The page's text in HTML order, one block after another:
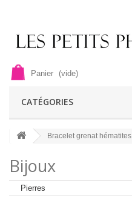
Panier (vide)
CATÉGORIES
Bracelet grenat hématites
Bijoux
Pierres